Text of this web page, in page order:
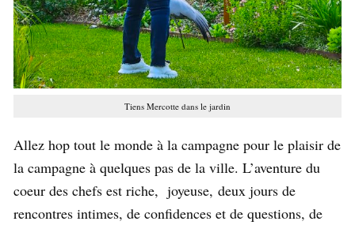
Tiens Mercotte dans le jardin
Allez hop tout le monde à la campagne pour le plaisir de
la campagne à quelques pas de la ville. L’aventure du
coeur des chefs est riche, joyeuse, deux jours de
rencontres intimes, de confidences et de questions, de